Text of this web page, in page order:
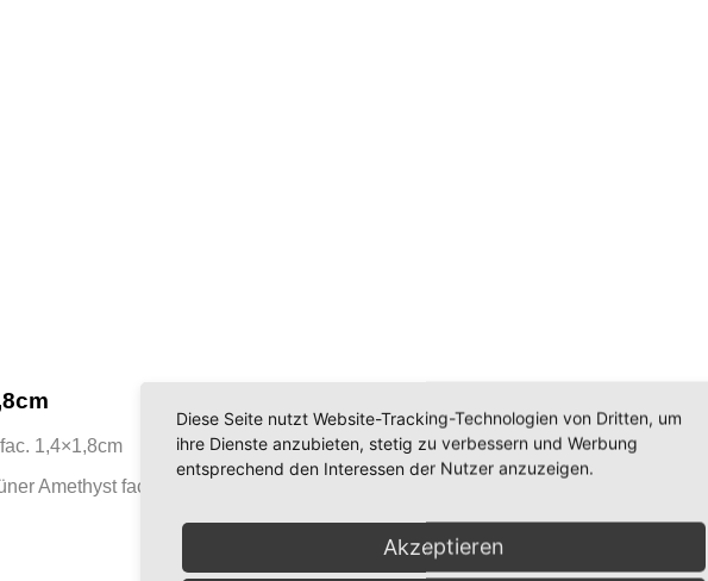
1,4×1,8cm
Amethyst fac. 1,4×1,8cm
Diese Seite nutzt Website-Tracking-Technologien von Dritten, um
ihre Dienste anzubieten, stetig zu verbessern und Werbung
entsprechend den Interessen der Nutzer anzuzeigen.
Akzeptieren